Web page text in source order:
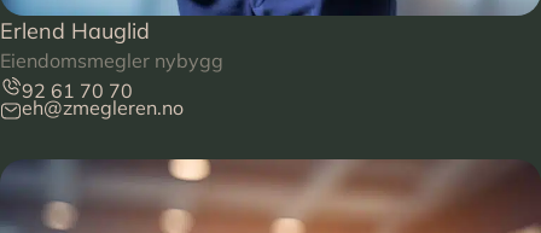
Erlend Hauglid
Eiendomsmegler nybygg
92 61 70 70
eh@zmegleren.no